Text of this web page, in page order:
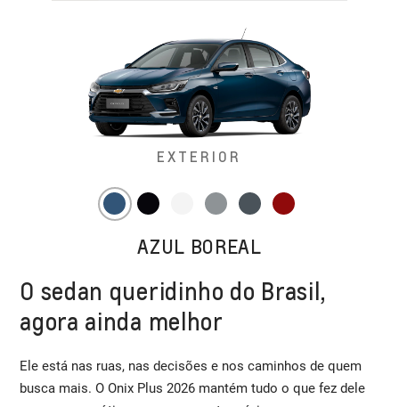
EXTERIOR
AZUL BOREAL
O sedan queridinho do Brasil,
agora ainda melhor
Ele está nas ruas, nas decisões e nos caminhos de quem
busca mais. O Onix Plus 2026 mantém tudo o que fez dele